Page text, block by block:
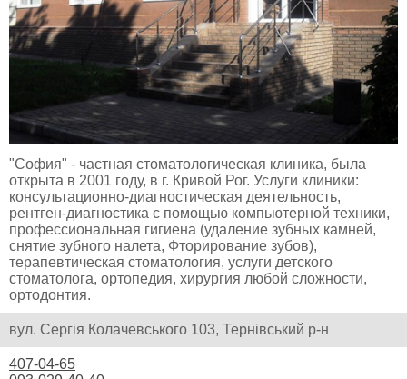
"София" - частная стоматологическая клиника, была
открыта в 2001 году, в г. Кривой Рог. Услуги клиники:
консультационно-диагностическая деятельность,
рентген-диагностика с помощью компьютерной техники,
профессиональная гигиена (удаление зубных камней,
снятие зубного налета, Фторирование зубов),
терапевтическая стоматология, услуги детского
стоматолога, ортопедия, хирургия любой сложности,
ортодонтия.
вул. Сергія Колачевського 103, Тернівський р-н
407-04-65